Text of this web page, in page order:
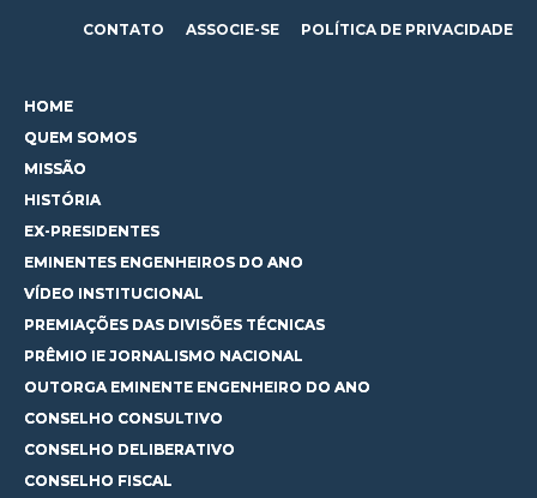
CONTATO ASSOCIE-SE POLÍTICA DE PRIVACIDADE
HOME
QUEM SOMOS
MISSÃO
HISTÓRIA
EX-PRESIDENTES
EMINENTES ENGENHEIROS DO ANO
VÍDEO INSTITUCIONAL
PREMIAÇÕES DAS DIVISÕES TÉCNICAS
PRÊMIO IE JORNALISMO NACIONAL
OUTORGA EMINENTE ENGENHEIRO DO ANO
CONSELHO CONSULTIVO
CONSELHO DELIBERATIVO
CONSELHO FISCAL